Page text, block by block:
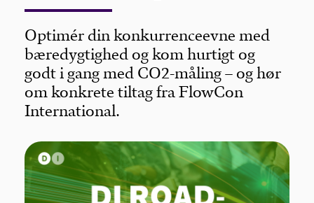
Optimér din konkurrenceevne med
bæredygtighed og kom hurtigt og
godt i gang med CO2-måling – og hør
om konkrete tiltag fra FlowCon
International.